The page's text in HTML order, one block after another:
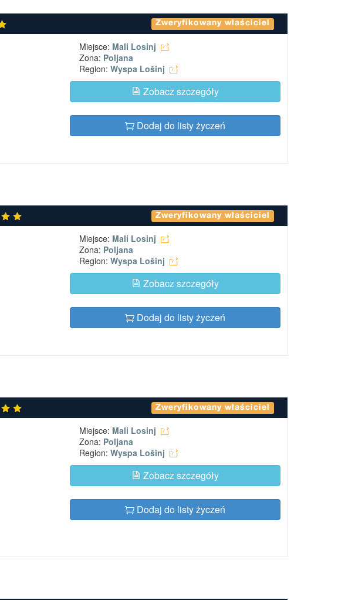
Zweryfikowany właściciel
Miejsce: Mali Losinj
Zona: Poljana
Region:Wyspa Lošinj
Zobacz szczegóły
Dodaj do listy życzeń
Zweryfikowany właściciel
Miejsce: Mali Losinj
Zona: Poljana
Region:Wyspa Lošinj
Zobacz szczegóły
Dodaj do listy życzeń
Zweryfikowany właściciel
Miejsce: Mali Losinj
Zona: Poljana
Region:Wyspa Lošinj
Zobacz szczegóły
Dodaj do listy życzeń